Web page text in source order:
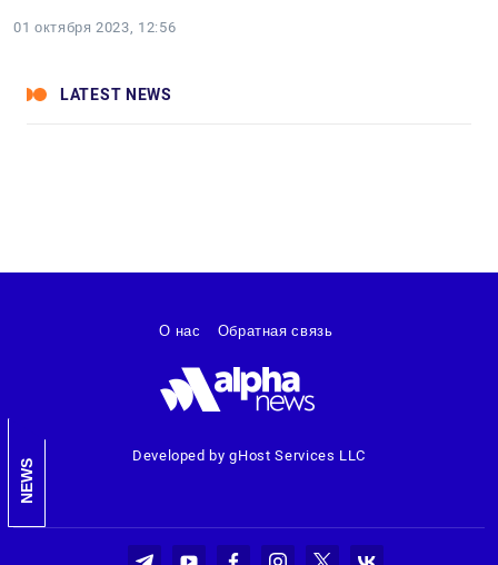
01 октября 2023, 12:56
LATEST NEWS
NEWS
Developed by gHost Services LLC
О нас Обратная связь